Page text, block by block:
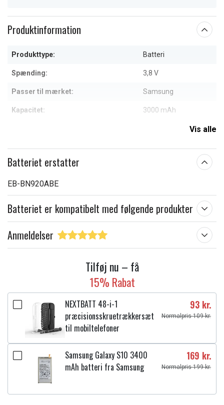
Produktinformation
Produkttype: Batteri
Spænding: 3,8 V
Passer til mærket: Samsung
Kapacitet: 3000 mAh
Vis alle
Batteriet erstatter
EB-BN920ABE
Batteriet er kompatibelt med følgende produkter
Anmeldelser
Tilføj nu – få
15% Rabat
NEXTBATT 48-i-1
præcisionsskruetrækkersæt
til mobiltelefoner
93 kr.
Normalpris 109 kr.
Samsung Galaxy S10 3400
mAh batteri fra Samsung
169 kr.
Normalpris 199 kr.